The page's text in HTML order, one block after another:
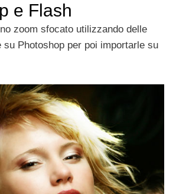
e Flash
zoom sfocato utilizzando delle
su Photoshop per poi importarle su